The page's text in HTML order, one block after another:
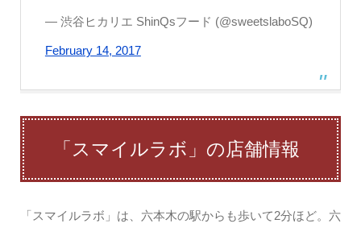
— 渋谷ヒカリエ ShinQsフード (@sweetslaboSQ)
February 14, 2017
「スマイルラボ」の店舗情報
「スマイルラボ」は、六本木の駅からも歩いて2分ほど。六